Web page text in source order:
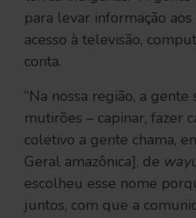
para levar informação
acesso à televisão,
conta.
“Na nossa região, a
mutirões – capinar, fazer
coletivo a gente chama,
Geral amazônica], de
escolheu esse nome
juntos, com que a